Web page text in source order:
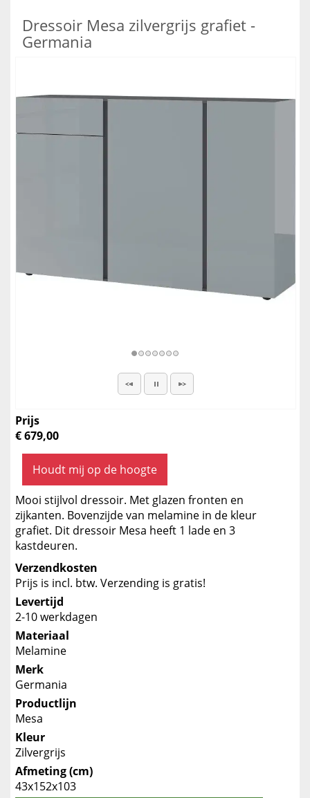
Dressoir Mesa zilvergrijs grafiet -
Germania
Prijs
€ 679,00
Houdt mij op de hoogte
Mooi stijlvol dressoir. Met glazen fronten en
zijkanten. Bovenzijde van melamine in de kleur
grafiet. Dit dressoir Mesa heeft 1 lade en 3
kastdeuren.
Verzendkosten
Prijs is incl. btw. Verzending is gratis!
Levertijd
2-10 werkdagen
Materiaal
Melamine
Merk
Germania
Productlijn
Mesa
Kleur
Zilvergrijs
Afmeting (cm)
43x152x103